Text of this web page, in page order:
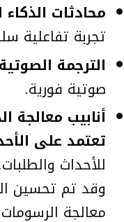
محادثات
تجربة تفاعلية
الترجمة
صوتية فورية.
أنابيب معالجة
تعتمد على
للأحداث
وقد تم تحسين